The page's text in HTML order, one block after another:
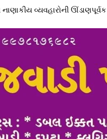
વ્યવહારોની